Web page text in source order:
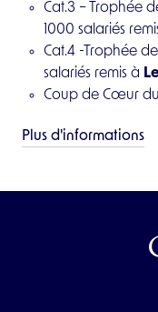
Client
Cat.3 – Trophée
1000 salariés
Cat.4 -Trophée
salariés remis à
Coup de Cœur du
Plus d'informations